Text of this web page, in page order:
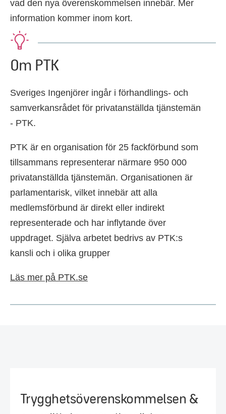
vad den nya överenskommelsen innebär. Mer
information kommer inom kort.
Om PTK
Sveriges Ingenjörer ingår i förhandlings- och
samverkansrådet för privatanställda tjänstemän
- PTK.
PTK är en organisation för 25 fackförbund som
tillsammans representerar närmare 950 000
privatanställda tjänstemän. Organisationen är
parlamentarisk, vilket innebär att alla
medlemsförbund är direkt eller indirekt
representerade och har inflytande över
uppdraget. Själva arbetet bedrivs av PTK:s
kansli och i olika grupper
Läs mer på PTK.se
Trygghetsöverenskommelsen &